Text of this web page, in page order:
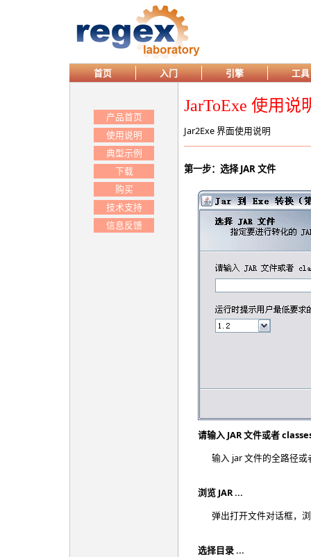
首页 入门 引擎 工具
产品首页
使用说明
典型示例
下载
购买
技术支持
信息反馈
JarToExe 使用说
Jar2Exe 界面使用说明
第一步：选择 JAR 文件
请输入 JAR 文件或者
输入 jar 文件的全路径或
浏览 JAR ...
弹出打开文件对话框，
选择目录 ...